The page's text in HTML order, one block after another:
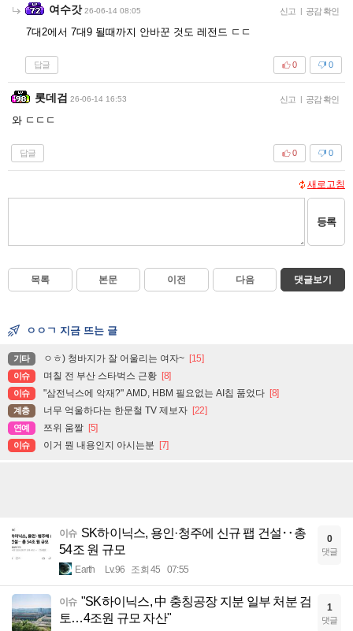
여수갓 26-06-14 08:05 신고 | 공감 확인
7대2에서 7대9 될때까지 안바꾼 것도 레전드 ㄷㄷ
답글 0
0
롯데검 26-06-14 16:53 신고 | 공감 확인
와 ㄷㄷㄷ
답글 0
0
새로고침
등록
목록 본문 이전 다음 댓글보기
ㅇㅇㄱ 지금 뜨는 글
기타 ㅇㅎ) 청바지가 잘 어울리는 여자~ [15]
이슈 며칠 전 부산 스타벅스 근황 [8]
이슈 "삼전닉스에 악재?" AMD, HBM 필요없는 AI칩 품었다 [8]
계층 너무 억울하다는 한문철 TV 제보자 [22]
연예 쯔위 움짤 [5]
이슈 이거 뭔 내용인지 아시는분 [7]
이슈 SK하이닉스, 용인·청주에 신규 팹 건설‥총
54조 원 규모
Earth Lv.96 조회 45 07:55
0
댓글
이슈 "SK하이닉스, 中 충칭공장 지분 일부 처분 검
토…4조원 규모 자산"
1
댓글